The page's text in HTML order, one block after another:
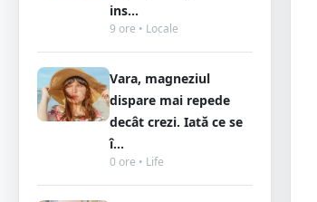
ins...
9 ore • Locale
Vara, magneziul
dispare mai repede
decât crezi. Iată ce se
î...
0 ore • Life